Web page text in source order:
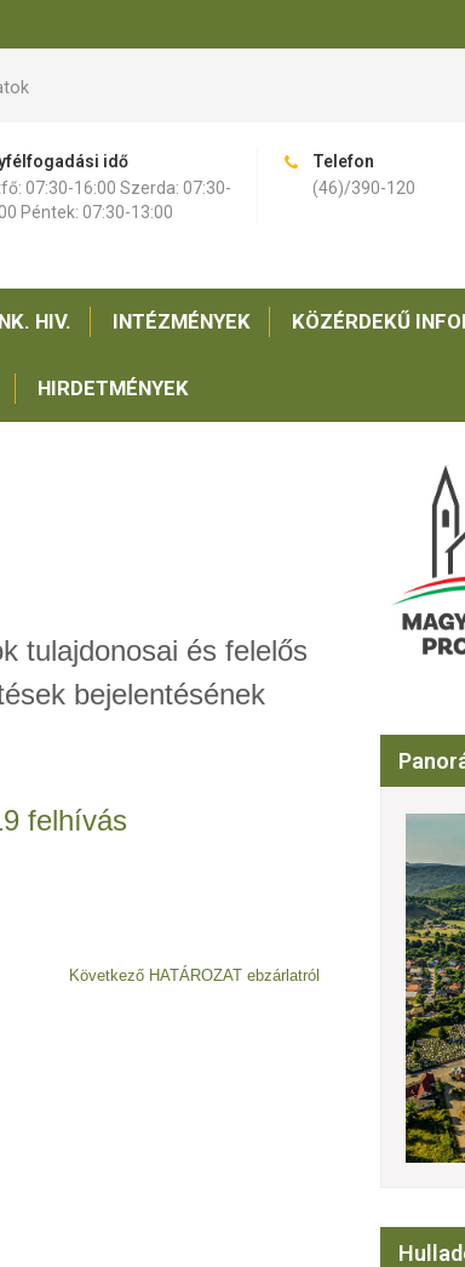
idő
07:30-16:00 Szerda: 07:30-
Péntek: 07:30-13:00
Telefon
(46)/390-120
HIV. INTÉZMÉNYEK KÖZÉRDEKŰ
HIRDETMÉNYEK
tulajdonosai és felelős
bejelentésének
felhívás
Következő Következő
HATÁROZAT ebzárlatról